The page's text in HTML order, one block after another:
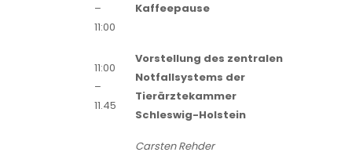
–
11:00
Kaffeepause
11:00
–
11.45
Vorstellung des zentralen
Notfallsystems der
Tierärztekammer
Schleswig-Holstein
Carsten Rehder